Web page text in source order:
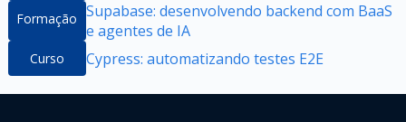
Formação Supabase: desenvolvendo backend com BaaS
e agentes de IA
Curso Cypress: automatizando testes E2E